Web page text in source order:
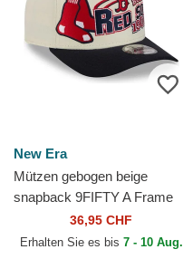
New Era
Mützen gebogen beige
snapback 9FIFTY A Frame
Classic der Boston Red Sox
MLB von New Era
36,95 CHF
Erhalten Sie es bis 7 - 10 Aug.